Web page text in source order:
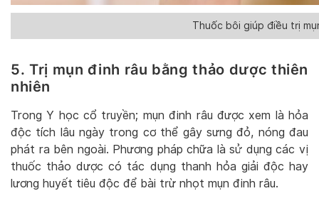
Thuốc bôi giúp điều trị
5. Trị mụn đinh râu bằng thảo dược thiên
nhiên
Trong Y học cổ truyền; mụn đinh râu được xem là hỏa
độc tích lâu ngày trong cơ thể gây sưng đỏ, nóng đau
phát ra bên ngoài. Phương pháp chữa là sử dụng các vị
thuốc thảo dược có tác dụng thanh hỏa giải độc hay
lương huyết tiêu độc để bài trừ nhọt mụn đinh râu.